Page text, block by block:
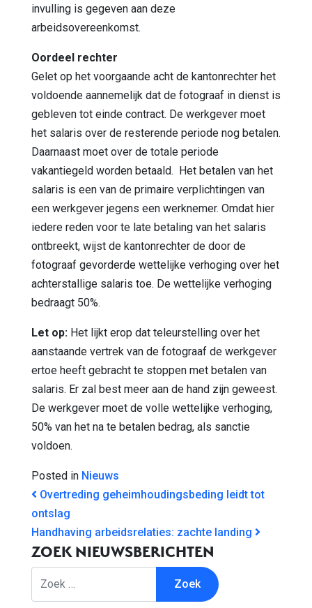
invulling is gegeven aan deze
arbeidsovereenkomst.
Oordeel rechter
Gelet op het voorgaande acht de kantonrechter het
voldoende aannemelijk dat de fotograaf in dienst is
gebleven tot einde contract. De werkgever moet
het salaris over de resterende periode nog betalen.
Daarnaast moet over de totale periode
vakantiegeld worden betaald. Het betalen van het
salaris is een van de primaire verplichtingen van
een werkgever jegens een werknemer. Omdat hier
iedere reden voor te late betaling van het salaris
ontbreekt, wijst de kantonrechter de door de
fotograaf gevorderde wettelijke verhoging over het
achterstallige salaris toe. De wettelijke verhoging
bedraagt 50%.
Let op: Het lijkt erop dat teleurstelling over het
aanstaande vertrek van de fotograaf de werkgever
ertoe heeft gebracht te stoppen met betalen van
salaris. Er zal best meer aan de hand zijn geweest.
De werkgever moet de volle wettelijke verhoging,
50% van het na te betalen bedrag, als sanctie
voldoen.
Posted in Nieuws
BERICHT NAVIGATIE
Overtreding geheimhoudingsbeding leidt tot
ontslag
Handhaving arbeidsrelaties: zachte landing
ZOEK NIEUWSBERICHTEN